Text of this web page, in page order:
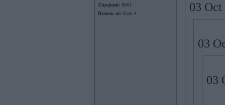
Ziņojumi: 8061
Braucu ar: Euro 4 03
03
03